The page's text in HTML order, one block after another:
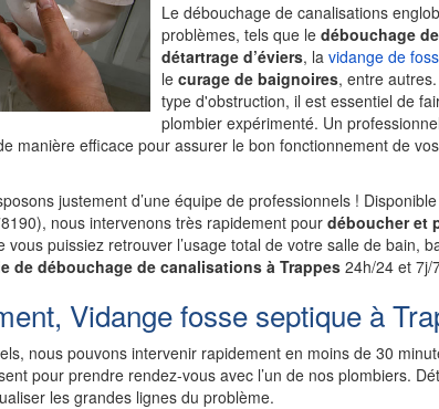
Le débouchage de canalisations
problèmes, tels que le débouchage
détartrage d’éviers, la vidange de
le curage de baignoires, entre
type d'obstruction, il est essentiel de
plombier expérimenté. Un
manière efficace pour assurer le bon fonctionnement de
justement d’une équipe de professionnels !
nous intervenons très rapidement pour déboucher et
vous puissiez retrouver l’usage total de votre salle de bain,
de débouchage de canalisations à Trappes 24h/24 et 7j/
Vidange fosse septique à
nous pouvons intervenir rapidement en moins de 30
pour prendre rendez-vous avec l’un de nos plombiers.
les grandes lignes du problème.